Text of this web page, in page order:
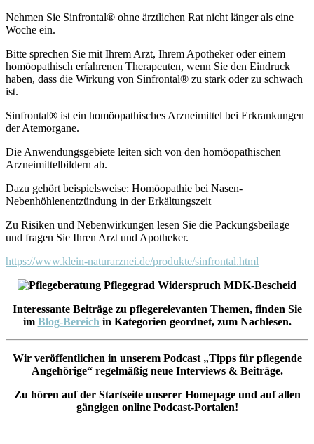
Nehmen Sie Sinfrontal® ohne ärztlichen Rat nicht länger als eine
Woche ein.
Bitte sprechen Sie mit Ihrem Arzt, Ihrem Apotheker oder einem
homöopathisch erfahrenen Therapeuten, wenn Sie den Eindruck
haben, dass die Wirkung von Sinfrontal® zu stark oder zu schwach
ist.
Sinfrontal® ist ein homöopathisches Arzneimittel bei Erkrankungen
der Atemorgane.
Die Anwendungsgebiete leiten sich von den homöopathischen
Arzneimittelbildern ab.
Dazu gehört beispielsweise: Homöopathie bei Nasen-
Nebenhöhlenentzündung in der Erkältungszeit
Zu Risiken und Nebenwirkungen lesen Sie die Packungsbeilage
und fragen Sie Ihren Arzt und Apotheker.
https://www.klein-naturarznei.de/produkte/sinfrontal.html
Interessante Beiträge zu pflegerelevanten Themen, finden Sie
im Blog-Bereich in Kategorien geordnet, zum Nachlesen.
Wir veröffentlichen in unserem Podcast „Tipps für pflegende
Angehörige“ regelmäßig neue Interviews & Beiträge.
Zu hören auf der Startseite unserer Homepage und auf allen
gängigen online Podcast-Portalen!